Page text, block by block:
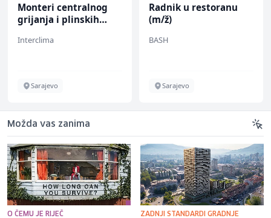
Monteri centralnog
grijanja i plinskih
Interclima
Sarajevo
Radnik u restoranu
(m/ž)
BASH
Sarajevo
Možda vas zanima
O ČEMU JE RIJEČ ZADNJI STANDARDI GRADNJE